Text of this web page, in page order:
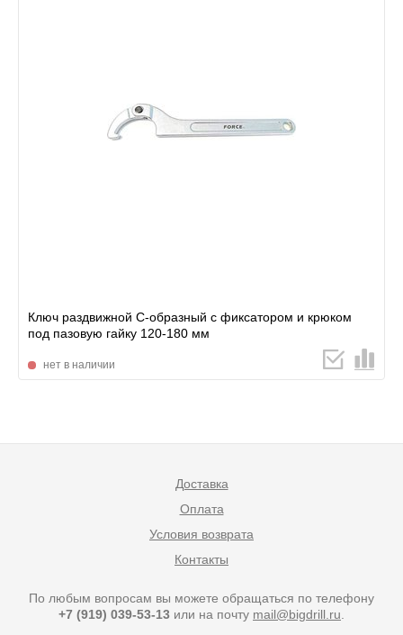
Ключ раздвижной С-образный с фиксатором и крюком
под пазовую гайку 120-180 мм
нет в наличии
Доставка
Оплата
Условия возврата
Контакты
По любым вопросам вы можете обращаться по телефону
+7 (919) 039-53-13 или на почту mail@bigdrill.ru